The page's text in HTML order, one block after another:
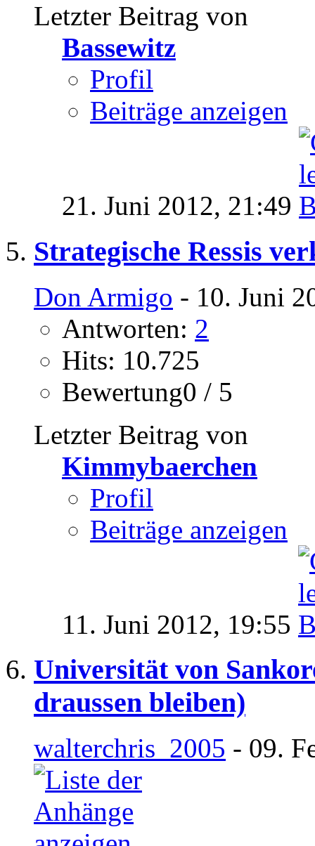
Letzter Beitrag von
Bassewitz
Profil
Beiträge anzeigen
21. Juni 2012, 21:49
Strategische Ressis
Don Armigo - 10. Juni
Antworten: 2
Hits: 10.725
Bewertung0 / 5
Letzter Beitrag von
Kimmybaerchen
Profil
Beiträge anzeigen
11. Juni 2012, 19:55
Universität von
draussen bleiben)
walterchris_2005 - 09.